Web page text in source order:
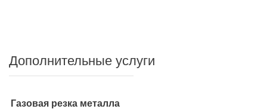
Дополнительные услуги
Газовая резка металла